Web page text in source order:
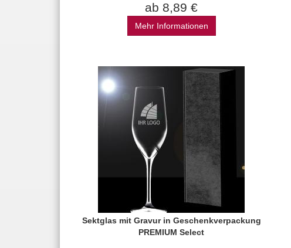
ab 8,89 €
Mehr Informationen
Sektglas mit Gravur in Geschenkverpackung
PREMIUM Select